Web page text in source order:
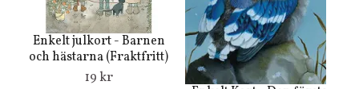
Enkelt julkort - Barnen
och hästarna (Fraktfritt)
19 kr